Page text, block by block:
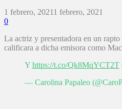
1 febrero, 20211 febrero, 2021
0
La actriz y presentadora en un
calificara a dicha emisora como
Y https://t.co/Qk8MqYCT2T
— Carolina Papaleo